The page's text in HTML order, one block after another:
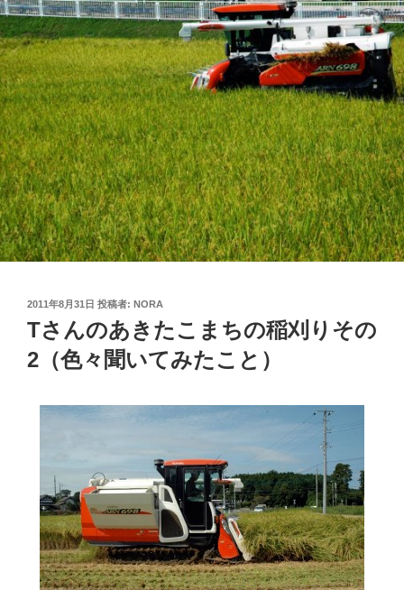
投
日:
2011年8月31日 投稿者: NORA
Tさんのあきたこまちの稲刈りその
2（色々聞いてみたこと）